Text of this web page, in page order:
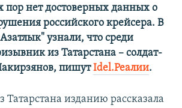
пор нет достоверных данных о
российского крейсера. В
узнали, что среди
из Татарстана – солдат-
пишутIdel.Реалии.
изданию рассказала